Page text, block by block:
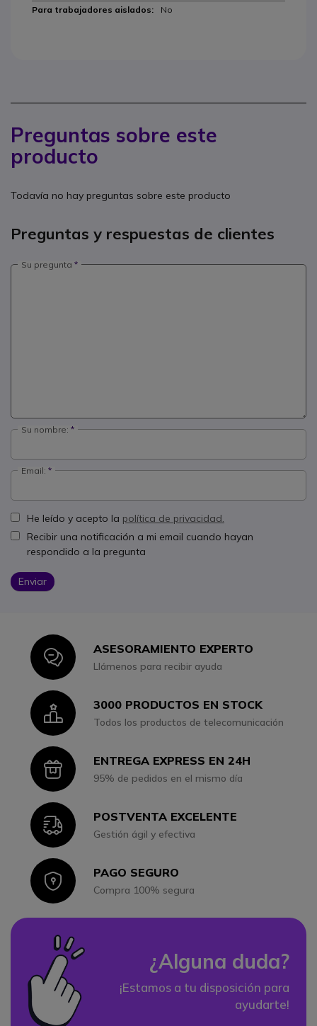
No
Preguntas sobre este
producto
Todavía no hay preguntas sobre este producto
Preguntas y respuestas de clientes
Su pregunta
Su nombre:
Email:
He leído y acepto la política de privacidad.
Recibir una notificación a mi email cuando hayan
respondido a la pregunta
Enviar
IconASESORAMIENTO EXPERTO
Llámenos para recibir ayuda
Icon3000 PRODUCTOS EN STOCK
Todos los productos de telecomunicación
IconENTREGA EXPRESS EN 24H
95% de pedidos en el mismo día
IconPOSTVENTA EXCELENTE
Gestión ágil y efectiva
IconPAGO SEGURO
Compra 100% segura
¿Alguna duda?
¡Estamos a tu disposición para
ayudarte!